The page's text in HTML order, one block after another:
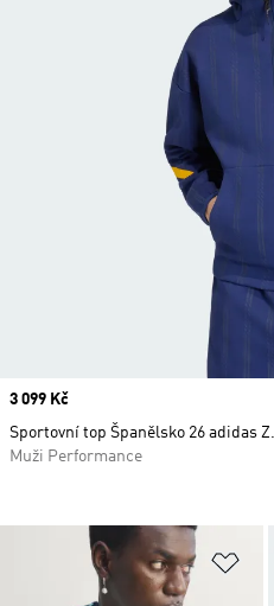
Price
3 099 Kč
Sportovní top Španělsko 26 adidas
Muži Performance